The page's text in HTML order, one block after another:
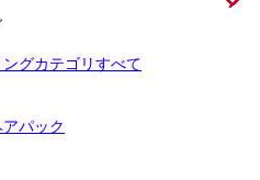
グカテゴリすべて
アパック